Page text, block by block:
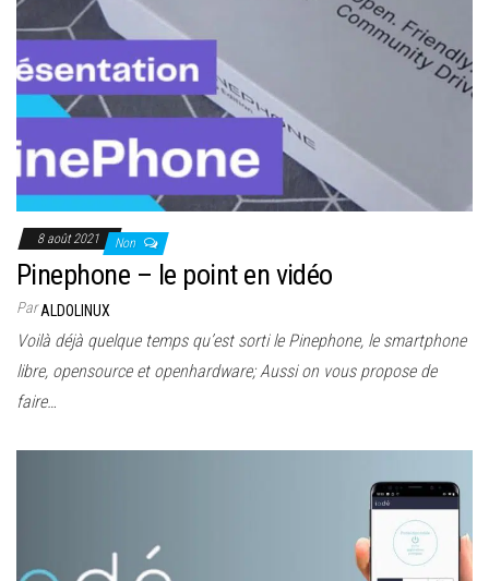
8 août 2021 Non
Pinephone – le point en vidéo
ParALDOLINUX
Voilà déjà quelque temps qu’est sorti le Pinephone, le smartphone
libre, opensource et openhardware; Aussi on vous propose de
faire…